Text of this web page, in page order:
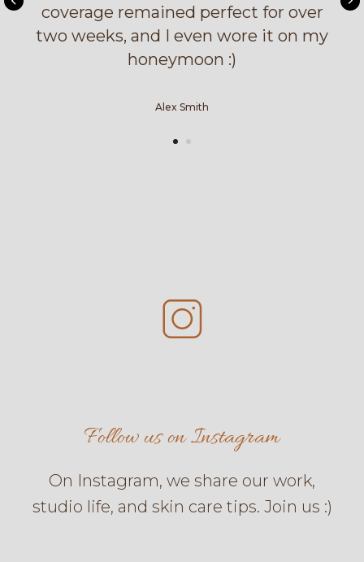
coverage remained perfect for over
two weeks, and I even wore it on my
honeymoon :)
Alex Smith
Follow us on Instagram
On Instagram, we share our work,
studio life, and skin care tips. Join us :)